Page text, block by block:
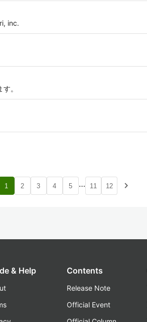
inc.
。
1 2 3 4 5 … 11 12 navigate_next
& Help Contents
Release Note
Official Event